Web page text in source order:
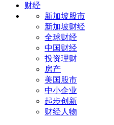
财经
新加坡股市
新加坡财经
全球财经
中国财经
投资理财
房产
美国股市
中小企业
起步创新
财经人物